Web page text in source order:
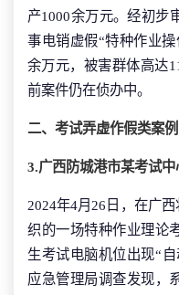
产1000余万元。经初步
事电销虚假“特种作业
余万元，被害群体高达
前案件仍在侦办中。
二、考试弄虚作假类案例
3.广西防城港市某考试
2024年4月26日，在广
织的一场特种作业理论
生考试电脑机位出现“
应急管理局调查发现，